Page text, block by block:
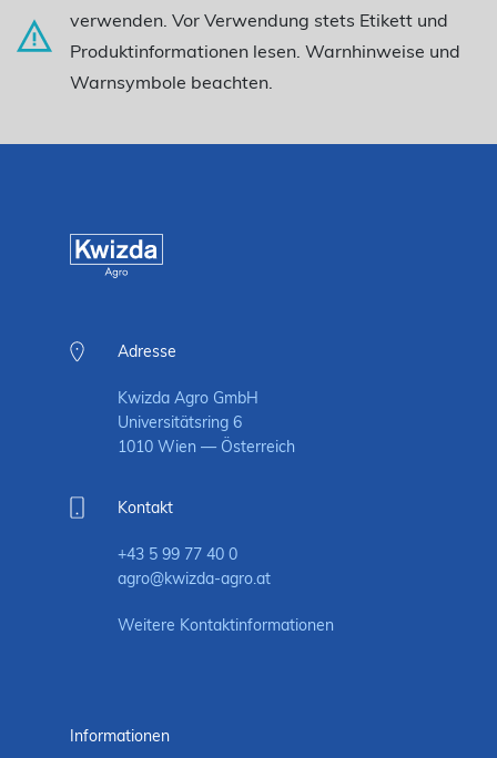
verwenden. Vor Verwendung stets Etikett und
Produktinformationen lesen. Warnhinweise und
Warnsymbole beachten.
Adresse
Kwizda Agro GmbH
Universitätsring 6
1010 Wien — Österreich
Kontakt
+43 5 99 77 40 0
agro@kwizda-agro.at
Weitere Kontaktinformationen
Informationen